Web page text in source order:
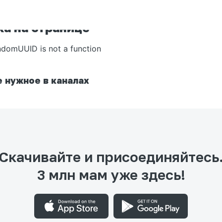
на странице
is not a function
нужное в каналах
и присоединяйтесь.
3 млн мам уже здесь!